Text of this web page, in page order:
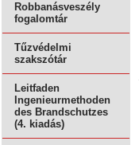
Robbanásveszély
fogalomtár
Tűzvédelmi
szakszótár
Leitfaden
Ingenieurmethoden
des Brandschutzes
(4. kiadás)